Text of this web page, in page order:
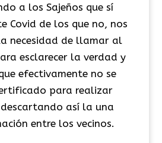
a los Sajeños que sí
Covid de los que no, nos
necesidad de llamar al
esclarecer la verdad y
efectivamente no se
para realizar
así la una
entre los vecinos.